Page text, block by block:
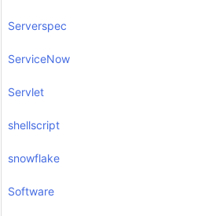
Serverspec
ServiceNow
Servlet
shellscript
snowflake
Software